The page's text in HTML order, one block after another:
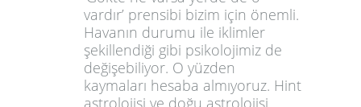
vardır’ prensibi bizim için önemli.
Havanın durumu ile iklimler
şekillendiği gibi psikolojimiz de
değişebiliyor. O yüzden
kaymaları hesaba almıyoruz. Hint